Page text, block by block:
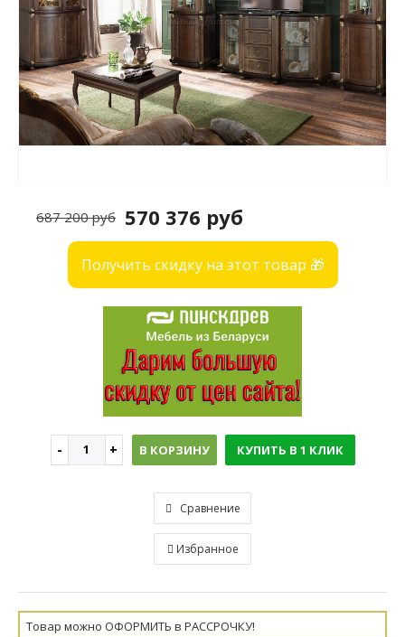
570 376 руб
687 200 руб
Получить скидку на этот товар 🎁
В КОРЗИНУ КУПИТЬ В 1 КЛИК
Сравнение
Избранное
Товар можно ОФОРМИТЬ в РАССРОЧКУ!